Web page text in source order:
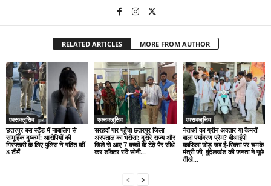
RELATED ARTICLES MORE FROM AUTHOR
एक्सक्लूसिव
छतरपुर बस स्टैंड में नाबालिग से
सामूहिक दुष्कर्म: आरोपियों की
गिरफ्तारी के लिए पुलिस ने गठित कीं
8 टीमें
एक्सक्लूसिव
सरहदों पार पहुँचा छतरपुर जिला
अस्पताल का भरोसा: दूसरे राज्य और
जिले से आए 7 बच्चों के टेढ़े पैर सीधे
कर डॉक्टर रवि सोनी...
एक्सक्लूसिव
नेताओं का ग्रीन अवतार या कैमरों
वाला पर्यावरण प्रेम? वीआईपी
काफिला छोड़ जब ई-रिक्शा पर चमके
मंत्री जी, बुंदेलखंड की जनता ने पूछे
तीखे...